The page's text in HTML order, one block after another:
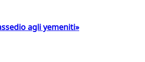
agli yemeniti»